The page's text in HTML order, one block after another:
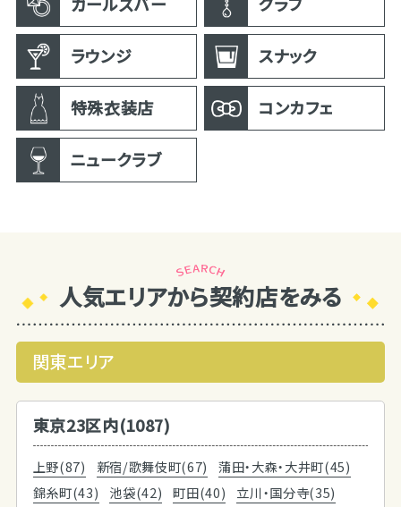
ラウンジ スナック
特殊衣装店 コンカフェ
ニュークラブ
人気エリアから契約店をみる
関東エリア
東京23区内(1087)
上野(87) 新宿/歌舞伎町(67)
蒲田・大森・大井町(45)
錦糸町(43)
池袋(42) 町田(40) 立川・国分寺(35)